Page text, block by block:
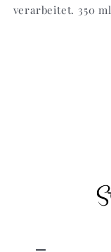
verarbeitet. 350 ml